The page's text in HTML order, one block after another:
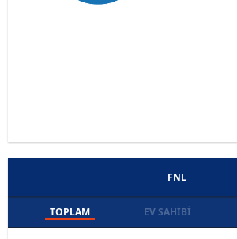
FNL
TOPLAM EV SAHIBI